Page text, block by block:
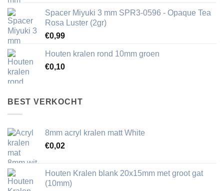
Spacer Miyuki 3 mm SPR3-0596 - Opaque Tea
Rosa Luster (2gr)
€0,99
Houten kralen rond 10mm groen
€0,10
BEST VERKOCHT
8mm acryl kralen matt White
€0,02
Houten Kralen blank 20x15mm met groot gat
(10mm)